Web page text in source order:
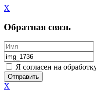
X
Обратная связь
Я согласен на
X